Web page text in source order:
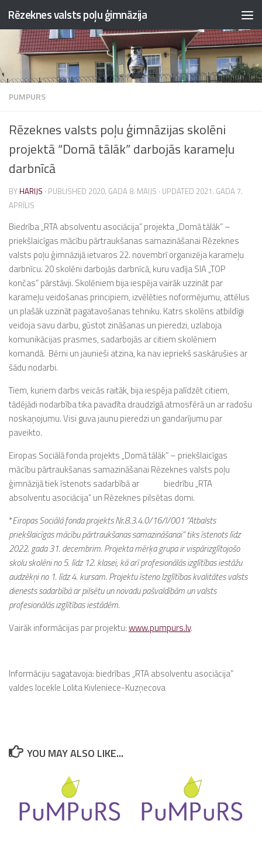
Skip to content
Rēzeknes valsts poļu ģimnāzija
PUMPURS
Rēzeknes valsts poļu ģimnāzijas skolēni
projektā “Domā tālāk” darbojās karameļu
darbnīcā
BY HARIJS · PUBLISHED 2020. GADA 8. MAIJS · UPDATED 2021. GADA 7.
APRĪLIS
Biedrība „RTA absolventu asociācija” projekta „Domā tālāk” –
priekšlaicīgas mācību pārtraukšanas samazināšanai Rēzeknes
valsts poļu ģimnāzijā ietvaros 22. novembrī organizēja karameļu
darbnīcu. 20 skolēni darbojās darbnīcā, kuru vadīja SIA „TOP
končas” pārstāvji. Skolēniem bija iespēja vairāk uzzināt par
karameļu veidošanas principiem, izvēlēties noformējumu, attēlus
un plašāk uzzināt pagatavošanas tehniku. Katrs skolēns atbildīgi
veidoja savu darbu, gūstot zināšanas un pieredzi, uzlaboja
komunikācijas prasmes, sadarbojās ar citiem skolēniem
komandā. Bērni un jaunieši atzina, ka nav iepriekš saskārušies ar
šādu nodarbi.
Tiem, kuriem darbs veicās raitāk, bija iespēja palīdzēt citiem,
tādējādi nodarbība tika pavadīta draudzīgā atmosfērā un ar radošu
noskaņojumu. Visi guva jaunu pieredzi un gandarījumu par
paveikto.
Eiropas Sociālā fonda projekts „Domā tālāk” – priekšlaicīgas
mācību pārtraukšanas samazināšanai Rēzeknes valsts poļu
ģimnāzijā tiek īstenots sadarbībā ar biedrību „RTA
absolventu asociācija” un Rēzeknes pilsētas domi.
*Eiropas Sociālā fonda projekts Nr.8.3.4.0/16/I/001 “Atbalsts
priekšlaicīgas mācību pārtraukšanas samazināšanai” tiks īstenots līdz
2022. gada 31. decembrim. Projekta mērķa grupa ir vispārizglītojošo
skolu skolēni no 5. līdz 12. klasei, kā arī profesionālās izglītības iestāžu
audzēkņi no 1. līdz 4. kursam. Projektu īsteno Izglītības kvalitātes valsts
dienests sadarbībā ar pilsētu un novadu pašvaldībām un valsts
profesionālās izglītības iestādēm.
Vairāk informācijas par projektu:www.pumpurs.lv.
Informāciju sagatavoja: biedrības „RTA absolventu asociācija”
valdes locekle Lolita Kivleniece-Kuzņecova
YOU MAY ALSO LIKE...